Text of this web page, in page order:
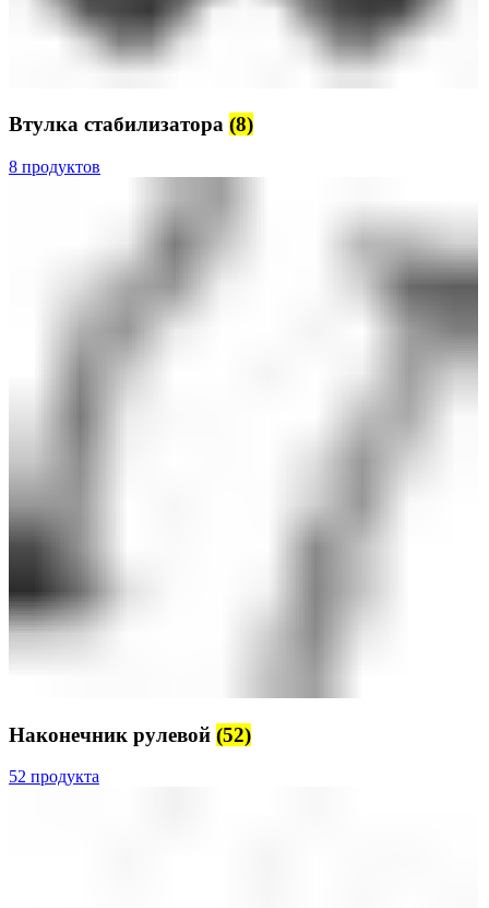
Втулка стабилизатора (8)
8 продуктов
Наконечник рулевой (52)
52 продукта